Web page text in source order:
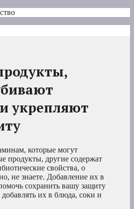
укрепляют
которые могут
продукты, другие содержат
свойства, о
не знаете. Добавление их в
сохранить вашу защиту
их в блюда, соки и